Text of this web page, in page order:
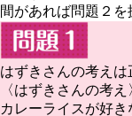
間があれば問題２を
はずきさんの考えは
〈はずきさんの考え
カレーライスが好